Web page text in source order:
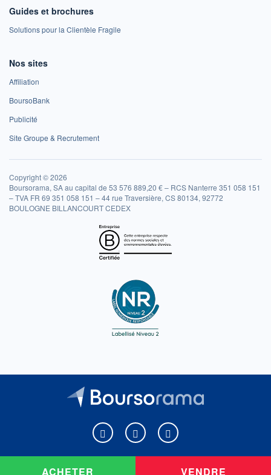
ACHETER VENDRE
Guides et brochures
Solutions pour la Clientèle Fragile
Nos sites
Affiliation
BoursoBank
Publicité
Site Groupe & Recrutement
Copyright © 2026
Boursorama, SA au capital de 53 576 889,20 € – RCS Nanterre 351 058 151
– TVA FR 69 351 058 151 – 44 rue Traversière, CS 80134, 92772
BOULOGNE BILLANCOURT CEDEX
Boursorama sur Facebook
Boursorama sur XBoursorama sur